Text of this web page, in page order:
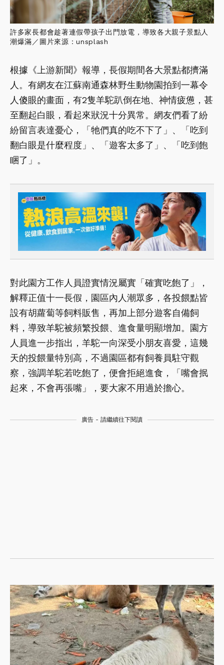
許多家長都會趁著連假帶孩子出門放電，導致各大親子景點人
潮爆滿／圖片來源：unsplash
根據《上游新聞》報導，長假期間各大景點都擠滿
人。有網友在江蘇南通森林野生動物園拍到一幕令
人傻眼的畫面，有2隻羊駝趴倒在地、神情疲憊，甚
至翻起白眼，看起來狀況十分異常。網友們看了紛
紛留言表達憂心，「牠們真的吃不下了」、「吃到
翻白眼是什麼程度」、「遊客太多了」、「吃到飽
睏了」。
對此園方工作人員證實情況屬實「確實吃飽了」，
解釋正值十一長假，園區內人潮眾多，各投餵點皆
設有胡蘿蔔等飼料販售，再加上部分遊客自備飼
料，導致羊駝被頻繁投餵、進食量明顯增加。園方
人員進一步指出，羊駝一向深受小朋友喜愛，這幾
天的投餵量特別高，不過園區都有飼養員駐守觀
察，強調羊駝若吃飽了，便會拒絕進食，「嘴會抿
起來，不會再張嘴」，要大家不用過於擔心。
廣告 - 請繼續往下閱讀